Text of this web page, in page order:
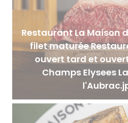
Restaurant La Maison
filet maturée
ouvert tard et
Champs Elysees